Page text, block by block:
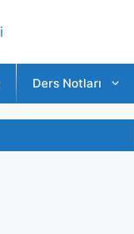
Ders Notları